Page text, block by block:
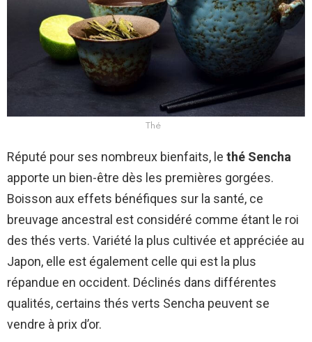
Thé
Réputé pour ses nombreux bienfaits, le thé Sencha
apporte un bien-être dès les premières gorgées.
Boisson aux effets bénéfiques sur la santé, ce
breuvage ancestral est considéré comme étant le roi
des thés verts. Variété la plus cultivée et appréciée au
Japon, elle est également celle qui est la plus
répandue en occident. Déclinés dans différentes
qualités, certains thés verts Sencha peuvent se
vendre à prix d’or.